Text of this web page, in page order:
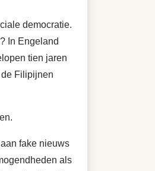
democratie.
In Engeland
tien jaren
Filipijnen
fake nieuws
als